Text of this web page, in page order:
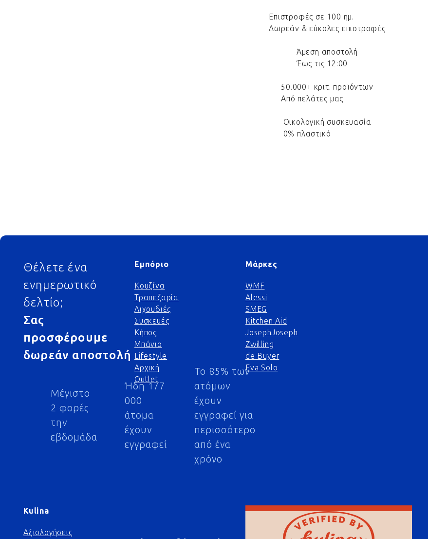
Επιστροφές σε 100 ημ.
Δωρεάν & εύκολες επιστροφές
Άμεση αποστολή
Έως τις 12:00
50.000+ κριτ. προϊόντων
Από πελάτες μας
Οικολογική συσκευασία
0% πλαστικό
Footer
Θέλετε ένα
ενημερωτικό
δελτίο;
Σας
προσφέρουμε
δωρεάν αποστολή
Μέγιστο
2 φορές
την
εβδομάδα
Ήδη 177
000
άτομα
έχουν
εγγραφεί
Το 85% των
ατόμων
έχουν
εγγραφεί για
περισσότερο
από ένα
χρόνο
Εμπόριο
Κουζίνα
Τραπεζαρία
Λιχουδιές
Συσκευές
Κήπος
Μπάνιο
Lifestyle
Αρχική
Outlet
Μάρκες
WMF
Alessi
SMEG
Kitchen Aid
JosephJoseph
Zwilling
de Buyer
Eva Solo
Kulina
Αξιολογήσεις